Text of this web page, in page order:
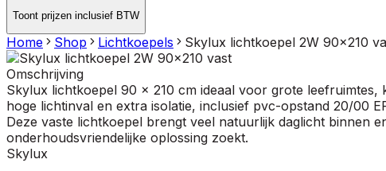
Toont prijzen inclusief BTW
Home Shop Lichtkoepels
Skylux lichtkoepel 2W 90x210
Omschrijving
Skylux lichtkoepel 90 x 210 cm ideaal voor grote
hoge lichtinval en extra isolatie, inclusief pvc-opstand 20/00
Deze vaste lichtkoepel brengt veel natuurlijk daglicht binnen
onderhoudsvriendelijke oplossing zoekt.
Skylux